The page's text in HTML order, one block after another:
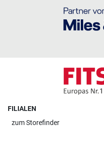
FILIALEN
zumStorefinder